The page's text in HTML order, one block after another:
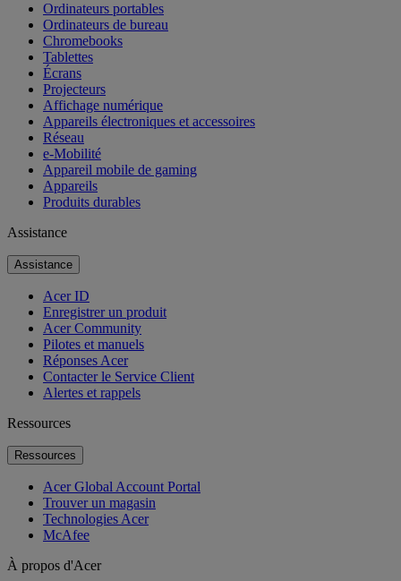
Ordinateurs portables
Ordinateurs de bureau
Chromebooks
Tablettes
Écrans
Projecteurs
Affichage numérique
Appareils électroniques et accessoires
Réseau
e-Mobilité
Appareil mobile de gaming
Appareils
Produits durables
Assistance
Assistance
Acer ID
Enregistrer un produit
Acer Community
Pilotes et manuels
Réponses Acer
Contacter le Service Client
Alertes et rappels
Ressources
Ressources
Acer Global Account Portal
Trouver un magasin
Technologies Acer
McAfee
À propos d'Acer